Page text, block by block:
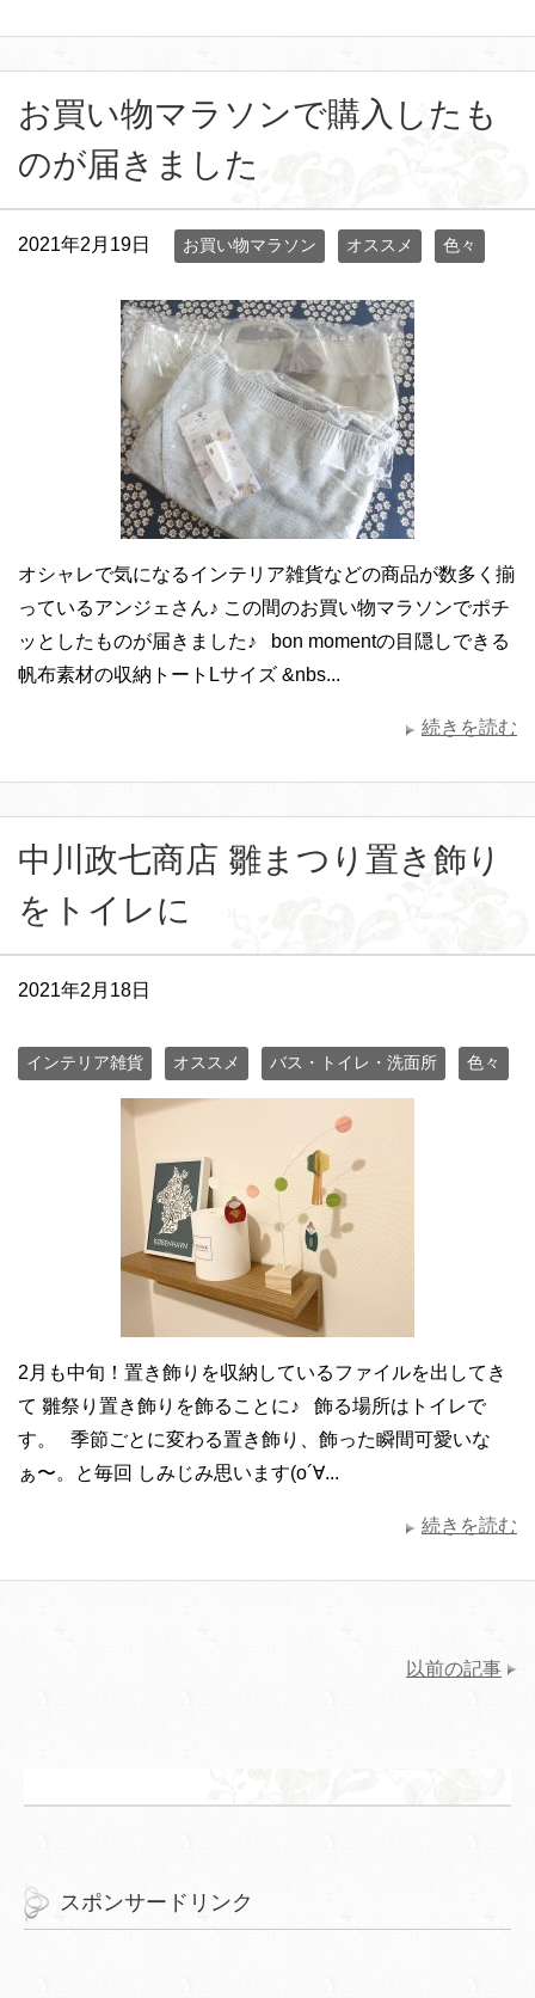
お買い物マラソンで購入したも
のが届きました
2021年2月19日 お買い物マラソン オススメ 色々
オシャレで気になるインテリア雑貨などの商品が数多く揃
っているアンジェさん♪ この間のお買い物マラソンでポチ
ッとしたものが届きました♪ bon momentの目隠しできる
帆布素材の収納トートLサイズ &nbs...
続きを読む
中川政七商店 雛まつり置き飾り
をトイレに
2021年2月18日
インテリア雑貨 オススメ バス・トイレ・洗面所 色々
2月も中旬！置き飾りを収納しているファイルを出してき
て 雛祭り置き飾りを飾ることに♪ 飾る場所はトイレで
す。 季節ごとに変わる置き飾り、飾った瞬間可愛いな
ぁ〜。と毎回 しみじみ思います(о´∀...
続きを読む
以前の記事
スポンサードリンク